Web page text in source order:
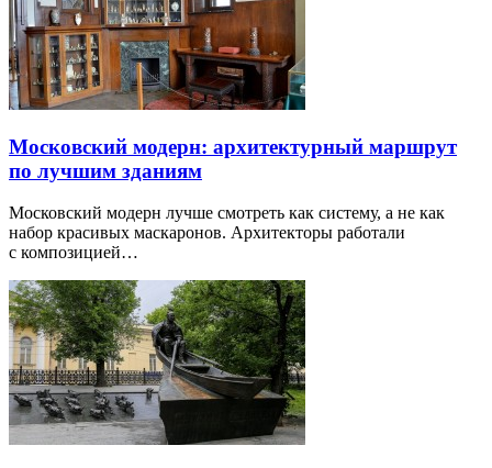
Московский модерн: архитектурный маршрут
по лучшим зданиям
Московский модерн лучше смотреть как систему, а не как
набор красивых маскаронов. Архитекторы работали
с композицией…